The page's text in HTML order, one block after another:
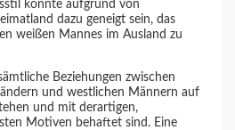
könnte aufgrund von
dazu geneigt sein, das
weißen Mannes im Ausland zu
Beziehungen zwischen
und westlichen Männern auf
und mit derartigen,
Motiven behaftet sind. Eine